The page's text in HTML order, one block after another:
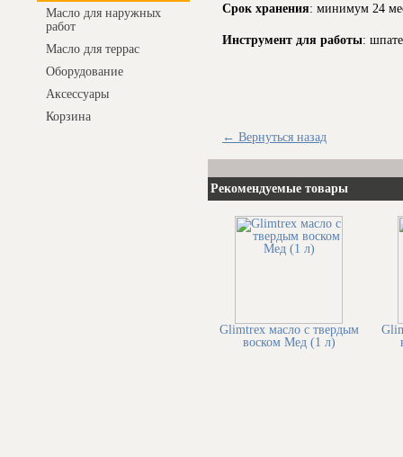
Масло для наружных
работ
Масло для террас
Оборудование
Аксессуары
Корзина
Срок хранения: минимум 24
Инструмент для работы:
← Вернуться назад
Рекомендуемые товары
Glimtrex масло с твердым
воском Мед (1 л)